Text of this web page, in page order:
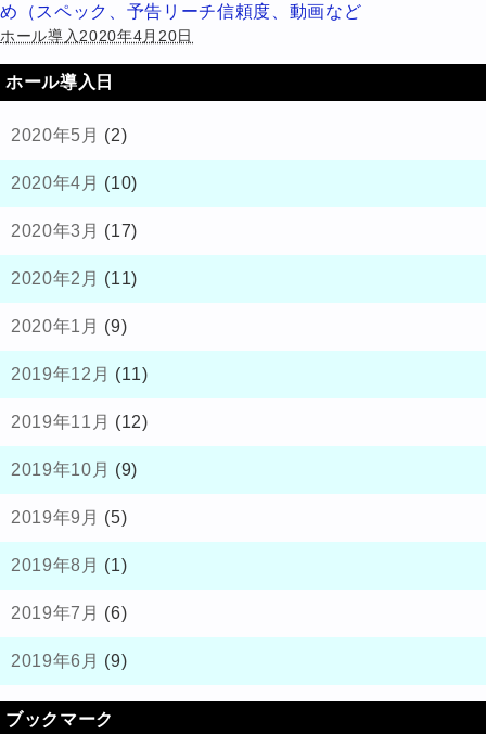
め（スペック、予告リーチ信頼度、動画など
ホール導入2020年4月20日
ホール導入日
2020年5月 (2)
2020年4月 (10)
2020年3月 (17)
2020年2月 (11)
2020年1月 (9)
2019年12月 (11)
2019年11月 (12)
2019年10月 (9)
2019年9月 (5)
2019年8月 (1)
2019年7月 (6)
2019年6月 (9)
ブックマーク